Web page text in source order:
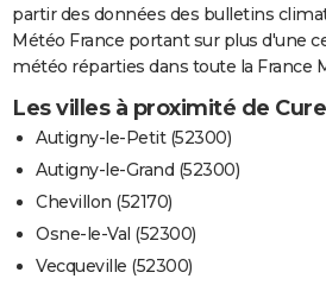
partir des données des bulletins
Météo France portant sur plus d'une
météo réparties dans toute la France
Les villes à proximité de Curel
Autigny-le-Petit (52300)
Autigny-le-Grand (52300)
Chevillon (52170)
Osne-le-Val (52300)
Vecqueville (52300)